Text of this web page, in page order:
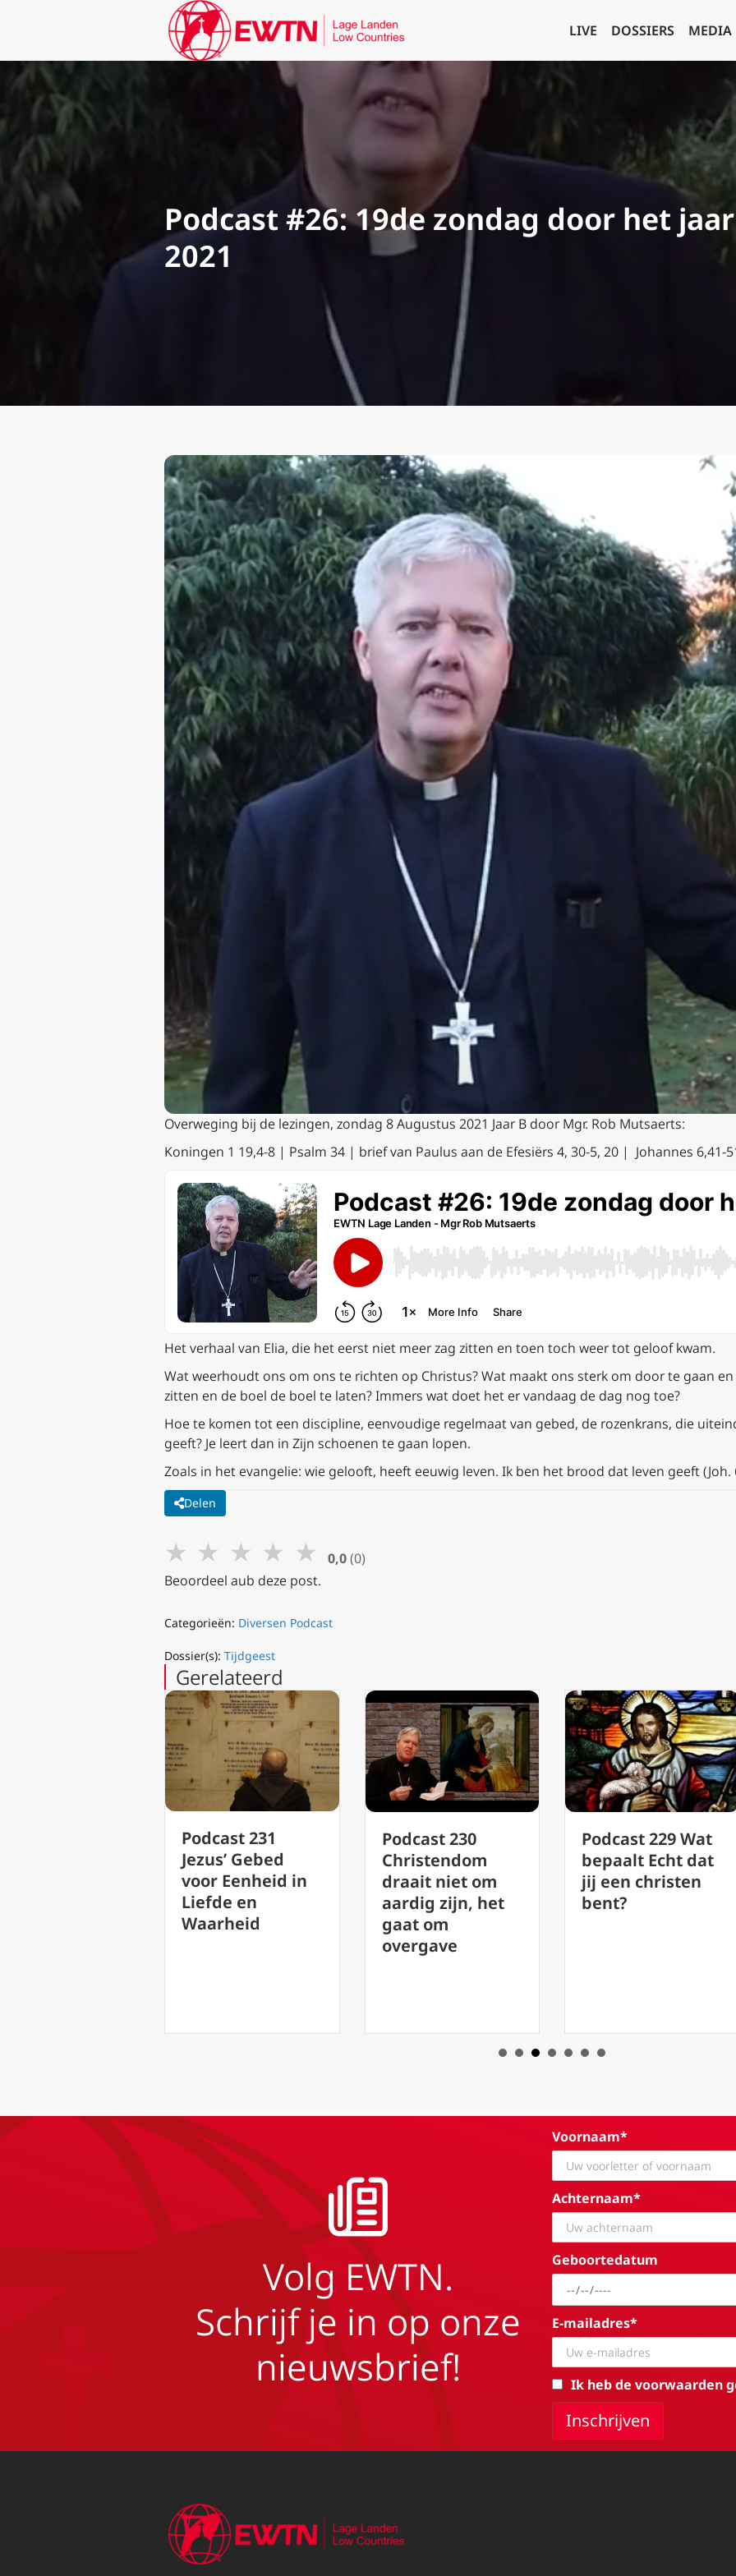
LIVE DOSSIERS MEDIA
Podcast #26: 19de zondag door het
2021
Overweging bij de lezingen, zondag 8 Augustus 2021 Jaar B door Mgr. Rob Mutsaerts:
Koningen 1 19,4-8 | Psalm 34 | brief van Paulus aan de Efesiërs 4, 30-5, 20 | Johannes 6,41-
Het verhaal van Elia, die het eerst niet meer zag zitten en toen toch weer tot geloof kwam.
Wat weerhoudt ons om ons te richten op Christus? Wat maakt ons sterk om door te gaan
zitten en de boel de boel te laten? Immers wat doet het er vandaag de dag nog toe?
Hoe te komen tot een discipline, eenvoudige regelmaat van gebed, de rozenkrans, die
geeft? Je leert dan in Zijn schoenen te gaan lopen.
Zoals in het evangelie: wie gelooft, heeft eeuwig leven. Ik ben het brood dat leven geeft (Joh.
Delen
★ ★ ★ ★ ★ 0,0 (0)
Beoordeel aub deze post.
Categorieën: Diversen Podcast
Dossier(s): Tijdgeest
Gerelateerd
Podcast 230
Christendom
draait niet om
aardig zijn, het
gaat om
Podcast 229 Wat
bepaalt Echt dat
jij een christen
bent?
Podcast 228
Luister naar
Jezus en
vertrouw op
Volg EWTN.
Schrijf je in op onze
nieuwsbrief!
Voornaam*
Achternaam*
Geboortedatum
E-mailadres*
Ik heb de voorwaarden